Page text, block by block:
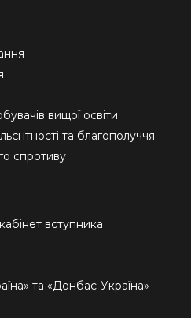
вищої освіти
та благополуччя
спротиву
вступника
та «Донбас-Україна»